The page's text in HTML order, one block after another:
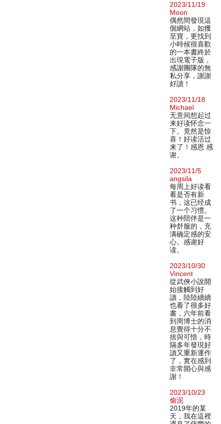
2023/11/19
Moon
偶然間發現這
個網站，如獲
至寶，更找到
小時候很喜歡
的一本書終於
出現電子版，
感謝團隊的無
私分享，謝謝
好讀！
2023/11/18
Michael
无意间想起过
来好读怀念一
下。竟然是惊
喜！好读活过
来了！感恩 感
谢。
2023/11/5
angsila
每周上好读看
看是否有新
书，这已经成
了一个习惯。
这种陪伴是一
种舒服的，充
满确定感的安
心。感谢好
读。
2023/10/30
Vincent
從武俠小說開
始接觸到好
讀，陸陸續續
也看了很多好
書，六年前看
到周博士的消
息覺得十分不
捨與可惜，時
隔多年發現好
讀又重新運作
了，實在感到
非常開心與感
謝！
2023/10/23
偷泥
2019年的某
天，我在這裡